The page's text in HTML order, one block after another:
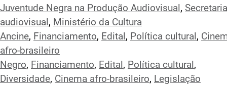
Juventude Negra na Produção Audiovisual ,
audiovisual , Ministério da Cultura
Ancine, Financiamento, Edital , Política cultural ,
afro-brasileiro
Negro, Financiamento, Edital , Política cultural ,
Diversidade, Cinema afro-brasileiro, Legislação